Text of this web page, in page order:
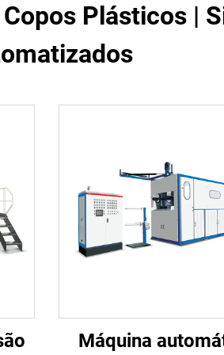
Plásticos |
Máquina